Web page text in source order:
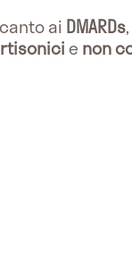
ai DMARDs
e non